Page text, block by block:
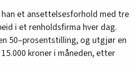
et ansettelsesforhold med tre
i et renholdsfirma hver dag.
50–prosentstilling, og utgjør en
kroner i måneden, etter